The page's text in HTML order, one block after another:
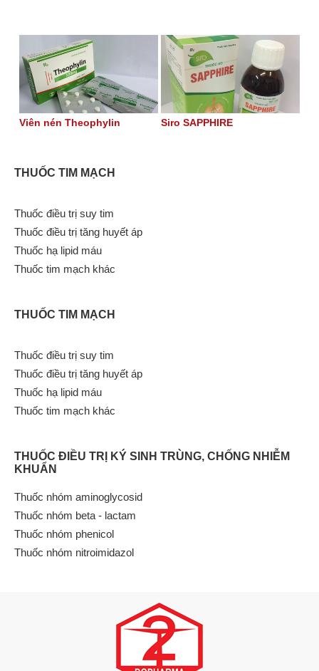
Viên nén Theophylin Siro SAPPHIRE
THUỐC TIM MẠCH
Thuốc điều trị suy tim
Thuốc điều trị tăng huyết áp
Thuốc hạ lipid máu
Thuốc tim mạch khác
THUỐC TIM MẠCH
Thuốc điều trị suy tim
Thuốc điều trị tăng huyết áp
Thuốc hạ lipid máu
Thuốc tim mạch khác
THUỐC ĐIỀU TRỊ KÝ SINH TRÙNG, CHỐNG NHIỄM
KHUẨN
Thuốc nhóm aminoglycosid
Thuốc nhóm beta - lactam
Thuốc nhóm phenicol
Thuốc nhóm nitroimidazol